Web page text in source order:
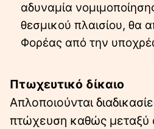
αδυναμία
θεσμικού πλαισίου, θα
Φορέας από την
Πτωχευτικό δίκαιο
Απλοποιούνται
πτώχευση καθώς μεταξύ